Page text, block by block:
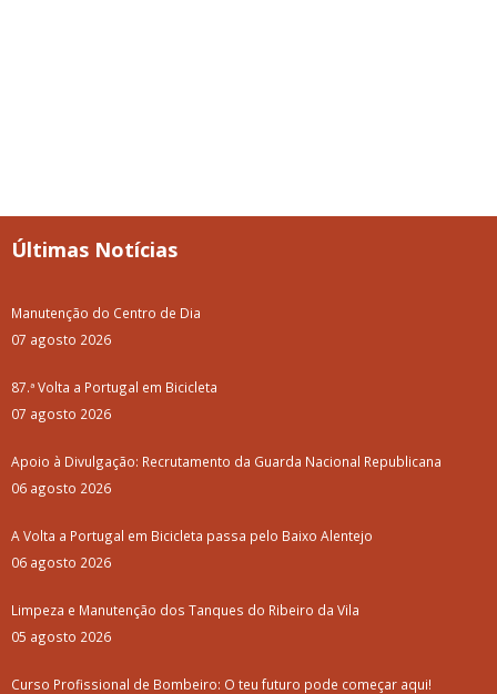
Últimas Notícias
Manutenção do Centro de Dia
07 agosto 2026
87.ª Volta a Portugal em Bicicleta
07 agosto 2026
Apoio à Divulgação: Recrutamento da Guarda Nacional Republicana
06 agosto 2026
A Volta a Portugal em Bicicleta passa pelo Baixo Alentejo
06 agosto 2026
Limpeza e Manutenção dos Tanques do Ribeiro da Vila
05 agosto 2026
Curso Profissional de Bombeiro: O teu futuro pode começar aqui!